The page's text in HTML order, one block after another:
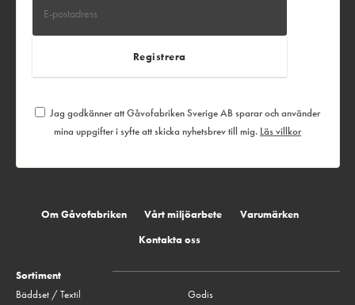
Jag godkänner att Gåvofabriken Sverige AB sparar och använder
mina uppgifter i syfte att skicka nyhetsbrev till mig. Läs villkor
Om Gåvofabriken Vårt miljöarbete
Varumärken
Kontakta oss
Sortiment
Bäddset / Textil
Godis